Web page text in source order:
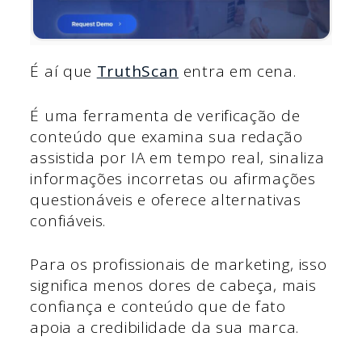
É aí que TruthScan entra em cena.
É uma ferramenta de verificação de
conteúdo que examina sua redação
assistida por IA em tempo real, sinaliza
informações incorretas ou afirmações
questionáveis e oferece alternativas
confiáveis.
Para os profissionais de marketing, isso
significa menos dores de cabeça, mais
confiança e conteúdo que de fato
apoia a credibilidade da sua marca.